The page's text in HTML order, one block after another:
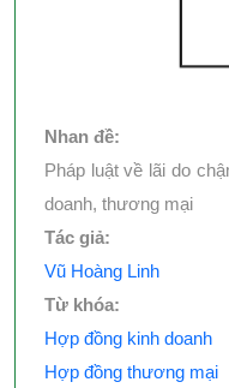
Nhan đề:
Pháp luật về lãi do
doanh, thương mại
Tác giả:
Vũ Hoàng Linh
Từ khóa:
Hợp đồng kinh doanh
Hợp đồng thương mại